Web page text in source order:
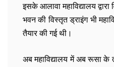
इसके आलावा महाविद्यालय
भवन की विस्तृत ड्राइंग भी
तैयार की गई थी।
अब महाविद्यालय में अब रूसा के